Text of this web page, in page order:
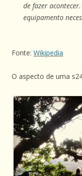
de fazer
equipamento
Fonte: Wikipedia
O aspecto de uma